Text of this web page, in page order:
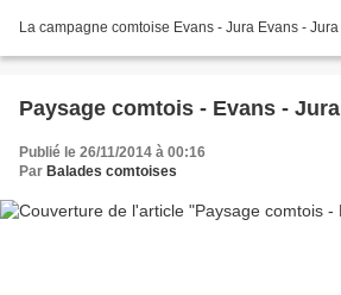
La campagne comtoise Evans - Jura Evans - Jura
Paysage comtois - Evans - Jura
Publié le 26/11/2014 à 00:16
Par Balades comtoises